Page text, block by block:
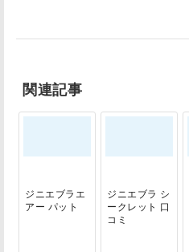
関連記事
ジニエブラエ
アー パット
ジニエブラ シ
ークレット 口
コミ